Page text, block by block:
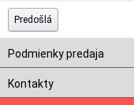
Predošlá
Podmienky predaja
Kontakty